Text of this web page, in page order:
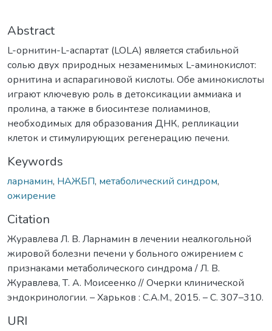
Abstract
L-орнитин-L-аспартат (LOLA) является стабильной
солью двух природных незаменимых L-аминокислот:
орнитина и аспарагиновой кислоты. Обе аминокислоты
играют ключевую роль в детоксикации аммиака и
пролина, а также в биосинтезе полиаминов,
необходимых для образования ДНК, репликации
клеток и стимулирующих регенерацию печени.
Keywords
ларнамин, НАЖБП, метаболический синдром,
ожирение
Citation
Журавлева Л. В. Ларнамин в лечении неалкогольной
жировой болезни печени у больного ожирением с
признаками метаболического синдрома / Л. В.
Журавлева, Т. А. Моисеенко // Очерки клинической
эндокринологии. – Харьков : С.А.М., 2015. – С. 307–310.
URI